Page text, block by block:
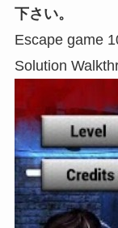
下さい。
Escape game
Solution